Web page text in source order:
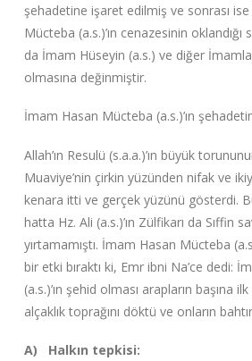
şehadetine işaret edilmiş ve sonrası
Mücteba (a.s.)’ın cenazesinin
da İmam Hüseyin (a.s.) ve diğer
olmasına değinmiştir.
İmam Hasan Mücteba (a.s.)’ın
Allah’ın Resulü (s.a.a.)’ın büyük
Muaviye’nin çirkin yüzünden nifak ve
kenara itti ve gerçek yüzünü gösterdi.
hatta Hz. Ali (a.s.)’ın Zülfikarı da Sıffin
yırtamamıştı. İmam Hasan Mücteba
bir etki bıraktı ki, Emr ibni Na’ce dedi:
(a.s.)’ın şehid olması arapların başına
alçaklık toprağını döktü ve onların
A) Halkın tepkisi: